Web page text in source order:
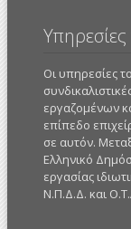
Οι υπηρεσίες
εργαζομένων
επίπεδο
σε αυτόν.
Ελληνικό
εργασίας
Ν.Π.Δ.Δ. και